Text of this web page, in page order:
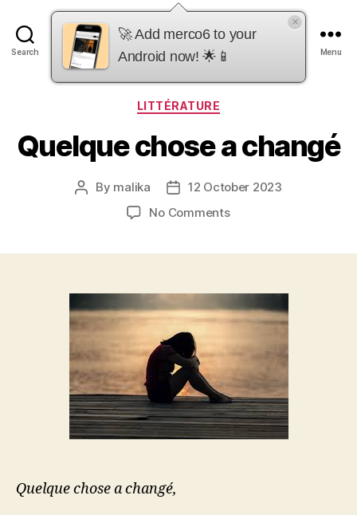
Search
merco6
Menu
Categories
LITTÉRATURE
Quelque chose a changé
Post
By malika
Post
date
12 October 2023
No Commentson
Quelque chose a changé,
🚀 Add merco6 to your
Android now! 🌟📱
×